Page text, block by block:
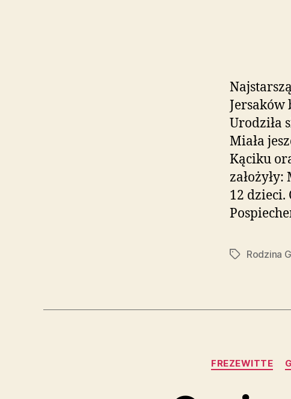
Jersaków
Urodziła
Miała
Kąciku
12 dzieci.
TagiRodzina
FREZEWITTE